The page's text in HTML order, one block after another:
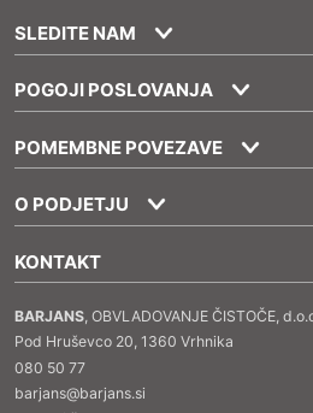
SLEDITE NAM
POGOJI POSLOVANJA
POMEMBNE POVEZAVE
O PODJETJU
KONTAKT
BARJANS, OBVLADOVANJE ČISTOČE,
Pod Hruševco 20, 1360 Vrhnika
080 50 77
barjans@barjans.si